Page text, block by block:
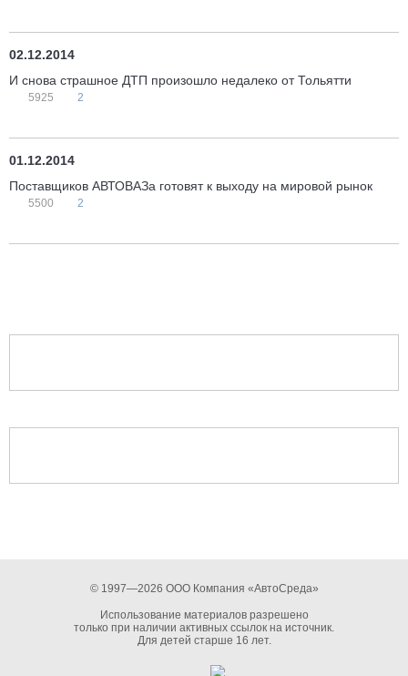
02.12.2014
И снова страшное ДТП произошло недалеко от Тольятти
5925 2
01.12.2014
Поставщиков АВТОВАЗа готовят к выходу на мировой рынок
5500 2
© 1997—2026 ООО Компания «АвтоСреда»
Использование материалов разрешено
только при наличии активных ссылок на источник.
Для детей старше 16 лет.